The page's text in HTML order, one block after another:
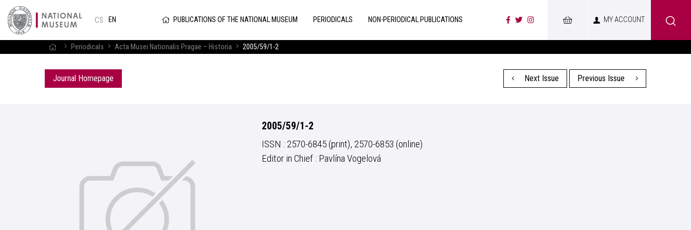
CS EN PUBLICATIONS OF THE NATIONAL MUSEUM PERIODICALS NON-PERIODICAL PUBLICATIONS MY ACCOUNT
Periodicals Acta Musei Nationalis Pragae – Historia 2005/59/1-2
Journal Homepage Next Issue Previous Issue
2005/59/1-2
ISSN : 2570-6845 (print), 2570-6853 (online)
Editor in Chief : Pavlína Vogelová